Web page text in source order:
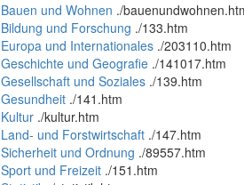
Bauen und Wohnen ./
Bildung und Forschung ./133.htm
Europa und Internationales ./203110.htm
Geschichte und Geografie ./141017.htm
Gesellschaft und Soziales ./139.htm
Gesundheit ./141.htm
Kultur ./kultur.htm
Land- und Forstwirtschaft ./147.htm
Sicherheit und Ordnung ./89557.htm
Sport und Freizeit ./151.htm